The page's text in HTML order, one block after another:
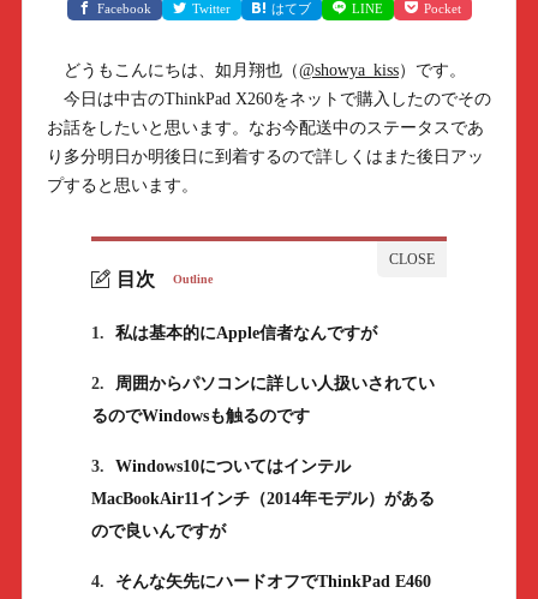
Facebook Twitter はてブ LINE Pocket
どうもこんにちは、如月翔也（@showya_kiss）です。
今日は中古のThinkPad X260をネットで購入したのでその
お話をしたいと思います。なお今配送中のステータスであ
り多分明日か明後日に到着するので詳しくはまた後日アッ
プすると思います。
目次 Outline
1. 私は基本的にApple信者なんですが
2.
周囲からパソコンに詳しい人扱いされてい
るのでWindowsも触るのです
3.
Windows10についてはインテル
MacBookAir11インチ（2014年モデル）がある
ので良いんですが
4.
そんな矢先にハードオフでThinkPad E460